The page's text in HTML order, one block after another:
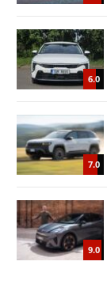
6.0
7.0
9.0